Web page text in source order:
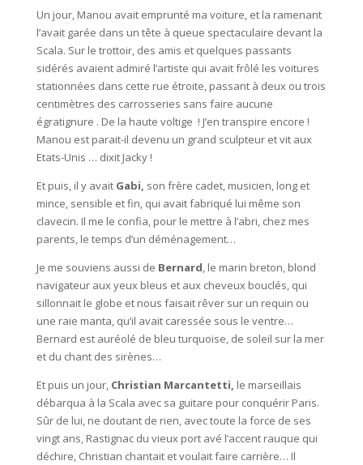
Un jour, Manou avait emprunté ma voiture, et la ramenant
l’avait garée dans un tête à queue spectaculaire devant la
Scala. Sur le trottoir, des amis et quelques passants
sidérés avaient admiré l’artiste qui avait frôlé les voitures
stationnées dans cette rue étroite, passant à deux ou trois
centimètres des carrosseries sans faire aucune
égratignure . De la haute voltige ! J’en transpire encore !
Manou est parait-il devenu un grand sculpteur et vit aux
Etats-Unis … dixit Jacky !
Et puis, il y avait Gabi, son frère cadet, musicien, long et
mince, sensible et fin, qui avait fabriqué lui même son
clavecin. Il me le confia, pour le mettre à l’abri, chez mes
parents, le temps d’un déménagement…
Je me souviens aussi de Bernard, le marin breton, blond
navigateur aux yeux bleus et aux cheveux bouclés, qui
sillonnait le globe et nous faisait rêver sur un requin ou
une raie manta, qu’il avait caressée sous le ventre…
Bernard est auréolé de bleu turquoise, de soleil sur la mer
et du chant des sirènes…
Et puis un jour, Christian Marcantetti, le marseillais
débarqua à la Scala avec sa guitare pour conquérir Paris.
Sûr de lui, ne doutant de rien, avec toute la force de ses
vingt ans, Rastignac du vieux port avé l’accent rauque qui
déchire, Christian chantait et voulait faire carrière… Il